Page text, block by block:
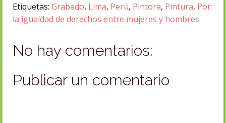
Etiquetas: Grabado, Lima, Perú, Pintora, Pintura, Por
la igualdad de derechos entre mujeres y hombres
No hay comentarios:
Publicar un comentario